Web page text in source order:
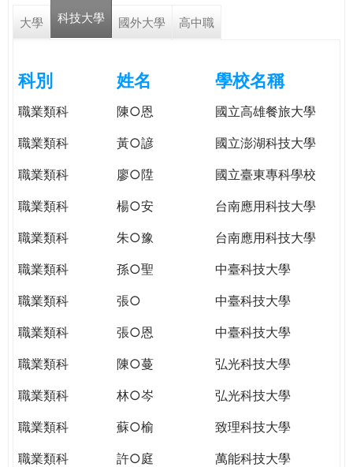
格。
WAGOR
TODAY
WORLD
e
r
e
大學 科技大學 國外大學 高中職
科別 姓名 學校名稱
職業類科 陳○恩
國立高雄餐旅大學
職業類科
黃○諺
國立澎湖科技大學
職業類科
廖○陞
國立臺東專科學校
職業類科
楊○安
台南應用科技大學
職業類科
朱○豫
台南應用科技大學
職業類科
孫○聖
中臺科技大學
職業類科
張○
中臺科技大學
職業類科
張○恩
中臺科技大學
職業類科
陳○蔓
弘光科技大學
職業類科
林○岑
弘光科技大學
職業類科
蘇○榆
致理科技大學
職業類科
許○庭
萬能科技大學